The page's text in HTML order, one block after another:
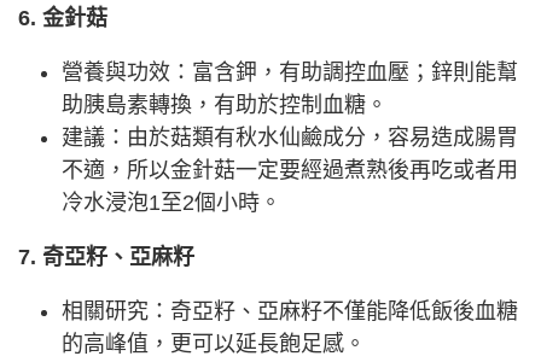
6. 金針菇
營養與功效：富含鉀，有助調控血壓；鋅則能幫
助胰島素轉換，有助於控制血糖。
建議：由於菇類有秋水仙鹼成分，容易造成腸胃
不適，所以金針菇一定要經過煮熟後再吃或者用
冷水浸泡1至2個小時。
7. 奇亞籽、亞麻籽
相關研究：奇亞籽、亞麻籽不僅能降低飯後血糖
的高峰值，更可以延長飽足感。